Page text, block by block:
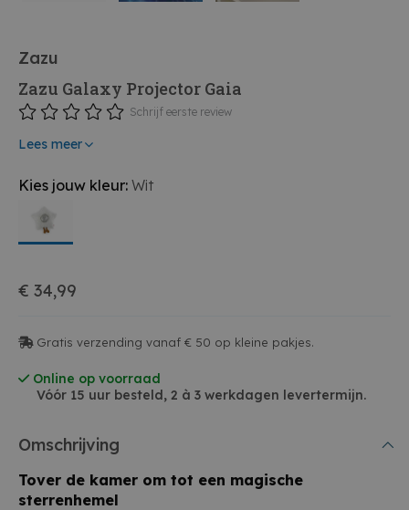
Zazu
Zazu Galaxy Projector Gaia
Schrijf eerste review
Lees meer
Kies jouw kleur: Wit
€ 34,99
Gratis verzending vanaf € 50 op kleine pakjes.
Online op voorraad
Vóór 15 uur besteld, 2 à 3 werkdagen levertermijn.
Omschrijving
Tover de kamer om tot een magische
sterrenhemel